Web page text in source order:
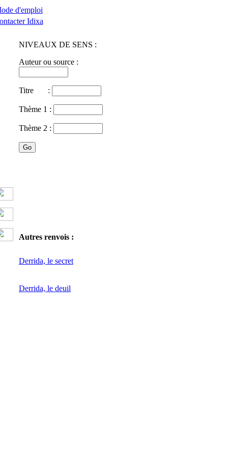
d'emploi
Idixa
NIVEAUX DE SENS :
Auteur ou source :
Titre :
Thème 1 :
Thème 2 :
Autres renvois :
Derrida, le secret
Derrida, le deuil